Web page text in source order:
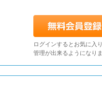
ログインするとお気に入
管理が出来るようになり